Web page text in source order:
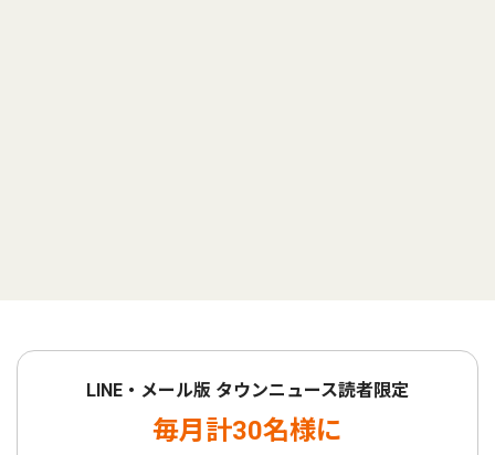
LINE・メール版 タウンニュース読者限定
毎月計30名様に